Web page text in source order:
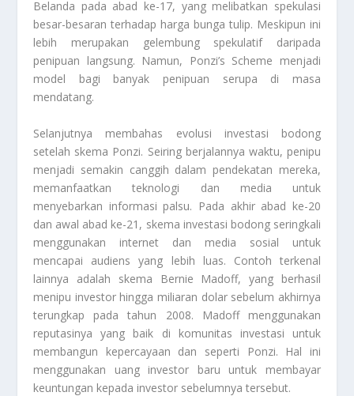
Belanda pada abad ke-17, yang melibatkan spekulasi
besar-besaran terhadap harga bunga tulip. Meskipun ini
lebih merupakan gelembung spekulatif daripada
penipuan langsung. Namun, Ponzi’s Scheme menjadi
model bagi banyak penipuan serupa di masa
mendatang.
Selanjutnya membahas evolusi investasi bodong
setelah skema Ponzi. Seiring berjalannya waktu, penipu
menjadi semakin canggih dalam pendekatan mereka,
memanfaatkan teknologi dan media untuk
menyebarkan informasi palsu. Pada akhir abad ke-20
dan awal abad ke-21, skema investasi bodong seringkali
menggunakan internet dan media sosial untuk
mencapai audiens yang lebih luas. Contoh terkenal
lainnya adalah skema Bernie Madoff, yang berhasil
menipu investor hingga miliaran dolar sebelum akhirnya
terungkap pada tahun 2008. Madoff menggunakan
reputasinya yang baik di komunitas investasi untuk
membangun kepercayaan dan seperti Ponzi. Hal ini
menggunakan uang investor baru untuk membayar
keuntungan kepada investor sebelumnya tersebut.